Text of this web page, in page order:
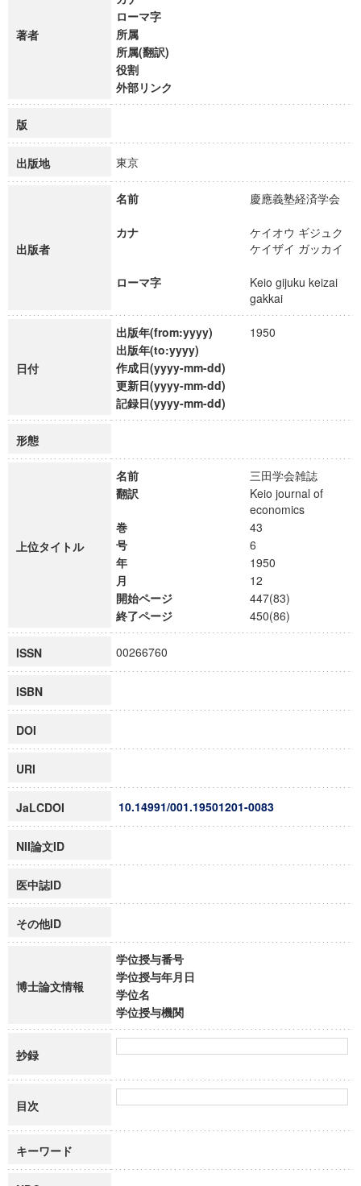
著者
ローマ字
所属
所属(翻訳)
役割
外部リンク
版
出版地 東京
出版者
名前 慶應義塾経済学会
カナ
ケイオウ ギジュク
ケイザイ ガッカイ
ローマ字
Keio gijuku keizai
gakkai
日付
出版年(from:yyyy)
1950
出版年(to:yyyy)
作成日(yyyy-mm-dd)
更新日(yyyy-mm-dd)
記録日(yyyy-mm-dd)
形態
上位タイトル
名前
三田学会雑誌
翻訳
Keio journal of
economics
巻
43
号
6
年
1950
月
12
開始ページ
447(83)
終了ページ
450(86)
ISSN 00266760
ISBN
DOI
URI
JaLCDOI 10.14991/001.19501201-0083
NII論文ID
医中誌ID
その他ID
博士論文情報
学位授与番号
学位授与年月日
学位名
学位授与機関
抄録
目次
キーワード